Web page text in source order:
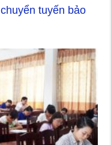
tuyến bảo